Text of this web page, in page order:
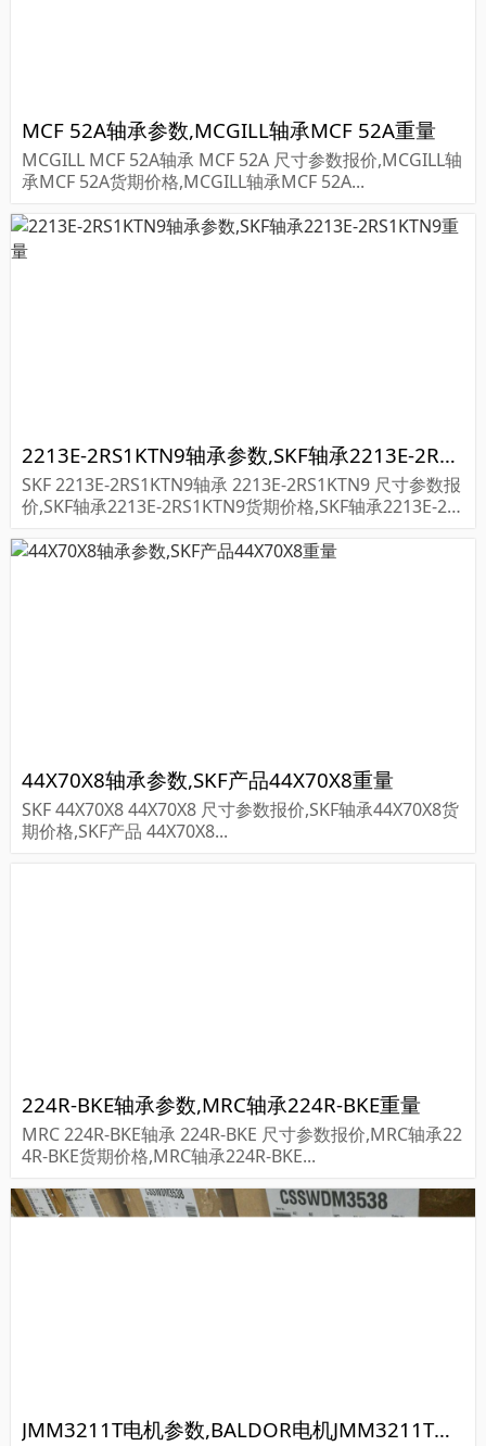
MCF 52A轴承参数,MCGILL轴承MCF 52A重量
MCGILL MCF 52A轴承 MCF 52A 尺寸参数报价,MCGILL轴
承MCF 52A货期价格,MCGILL轴承MCF 52A...
2213E-2RS1KTN9轴承参数,SKF轴承2213E-2RS1KTN9重量
SKF 2213E-2RS1KTN9轴承 2213E-2RS1KTN9 尺寸参数报
价,SKF轴承2213E-2RS1KTN9货期价格,SKF轴承2213E-2R
44X70X8轴承参数,SKF产品44X70X8重量
SKF 44X70X8 44X70X8 尺寸参数报价,SKF轴承44X70X8货
期价格,SKF产品 44X70X8...
224R-BKE轴承参数,MRC轴承224R-BKE重量
MRC 224R-BKE轴承 224R-BKE 尺寸参数报价,MRC轴承22
4R-BKE货期价格,MRC轴承224R-BKE...
JMM3211T电机参数,BALDOR电机JMM3211T重量